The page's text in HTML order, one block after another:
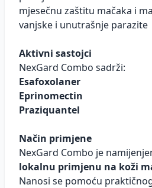
mjesečnu zaštitu mačaka i
vanjske i unutrašnje parazite
Aktivni sastojci
NexGard Combo sadrži:
Esafoxolaner
Eprinomectin
Praziquantel
Način primjene
NexGard Combo je
lokalnu primjenu na koži
Nanosi se pomoću